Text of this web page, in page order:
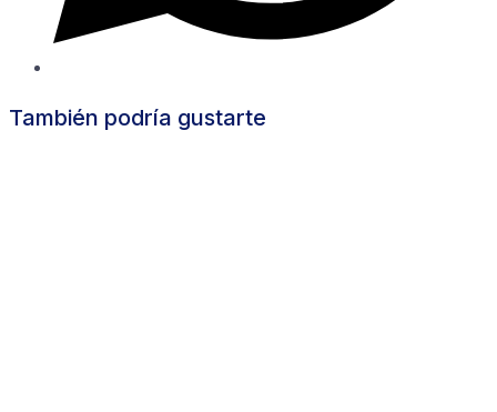
También podría gustarte